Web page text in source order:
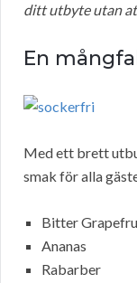
ditt utbyte utan
En
Med ett brett
smak för alla
Bitter
Ananas
Rabarber